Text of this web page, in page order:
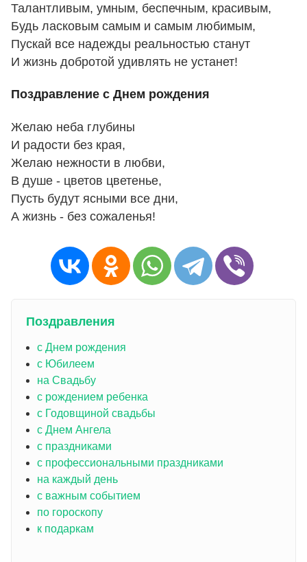
Талантливым, умным, беспечным, красивым,
Будь ласковым самым и самым любимым,
Пускай все надежды реальностью станут
И жизнь добротой удивлять не устанет!
Поздравление с Днем рождения
Желаю неба глубины
И pадости без кpая,
Желаю нежности в любви,
В душе - цветов цветенье,
Пyсть бyдyт ясными все дни,
А жизнь - без сожаленья!
Поздравления
с Днем рождения
с Юбилеем
на Свадьбу
с рождением ребенка
с Годовщиной свадьбы
с Днем Ангела
с праздниками
с профессиональными праздниками
на каждый день
с важным событием
по гороскопу
к подаркам